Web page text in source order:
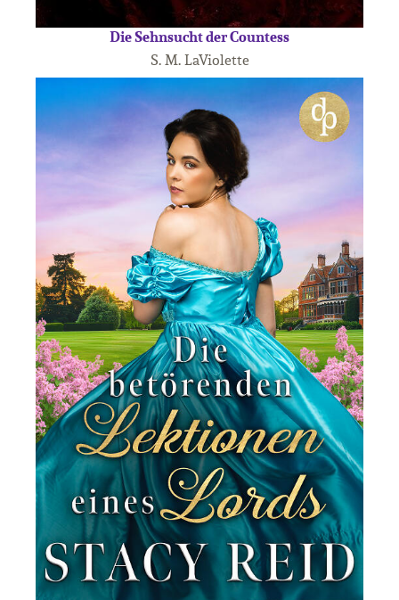
Die Sehnsucht der Countess
S. M. LaViolette